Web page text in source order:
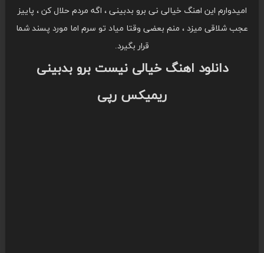
امیدوارم این اهنگ خیالی نی برو بدبینی ، اگه مردم حلال کن ، پاییز
عجب شلاقی میزد ، منم بعضی وقتا میاد تو سرم اما مورد پسند شما
قرار بگیرد.
دانلود اهنگ خیالی نیست برو بدبینی
ریمیکس رپی